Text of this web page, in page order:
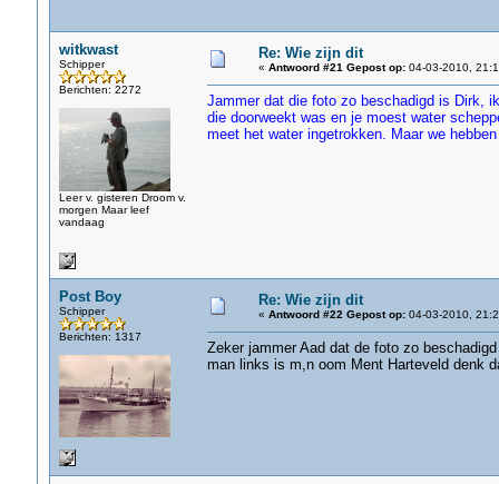
witkwast
Schipper
Berichten: 2272
Leer v. gisteren Droom v.
morgen Maar leef
vandaag
Re: Wie zijn dit
« Antwoord #21 Gepost op:04-03-2010,
Jammer dat die foto zo beschadigd is Dirk,
die doorweekt was en je moest water
meet het water ingetrokken. Maar we
Post Boy
Schipper
Berichten: 1317
Re: Wie zijn dit
« Antwoord #22 Gepost op:04-03-2010,
Zeker jammer Aad dat de foto zo
man links is m,n oom Ment Harteveld denk